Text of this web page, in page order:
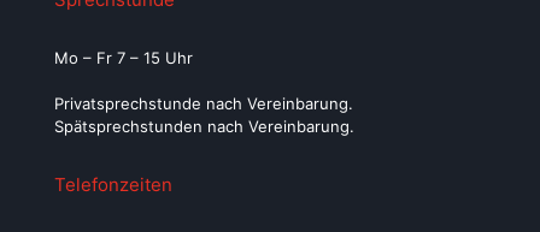
Mo – Fr 7 – 15 Uhr
Privatsprechstunde nach Vereinbarung.
Spätsprechstunden nach Vereinbarung.
Telefonzeiten